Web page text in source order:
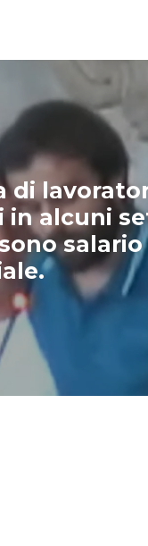
di
in alcuni